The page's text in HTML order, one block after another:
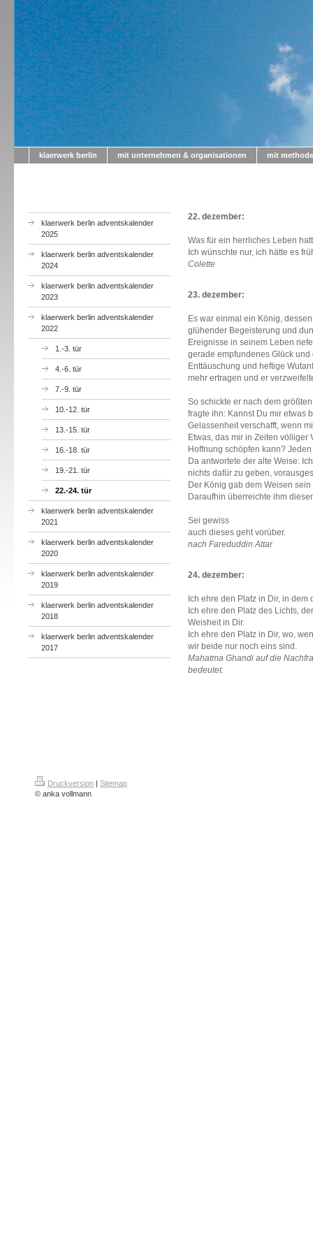
klaerwerk berlin mit unternehmen & organisationen mit methode
klaerwerk berlin adventskalender
2025
klaerwerk berlin adventskalender
2024
klaerwerk berlin adventskalender
2023
klaerwerk berlin adventskalender
2022
1.-3. tür
4.-6. tür
7.-9. tür
10.-12. tür
13.-15. tür
16.-18. tür
19.-21. tür
22.-24. tür
klaerwerk berlin adventskalender
2021
klaerwerk berlin adventskalender
2020
klaerwerk berlin adventskalender
2019
klaerwerk berlin adventskalender
2018
klaerwerk berlin adventskalender
2017
22. dezember:
Was für ein herrliches Leben
Ich wünschte nur, ich hätte es
Colette
23. dezember:
Es war einmal ein König,
glühender Begeisterung und
Ereignisse in seinem Leben
gerade empfundenes Glück
Enttäuschung und heftige
mehr ertragen und er
So schickte er nach dem
fragte ihn: Kannst Du mir etwas
Gelassenheit verschafft, wenn
Etwas, das mir in Zeiten
Hoffnung schöpfen kann?
Da antwortete der alte Weise:
nichts dafür zu geben,
Der König gab dem Weisen sein
Daraufhin überreichte ihm
Sei gewiss
auch dieses geht vorüber.
nach Fareduddin Attar
24. dezember:
Ich ehre den Platz in Dir, in
Ich ehre den Platz des Lichts,
Weisheit in Dir.
Ich ehre den Platz in Dir, wo,
wir beide nur noch eins sind.
Mahatma Ghandi auf die
bedeutet.
Druckversion | Sitemap
© anka vollmann